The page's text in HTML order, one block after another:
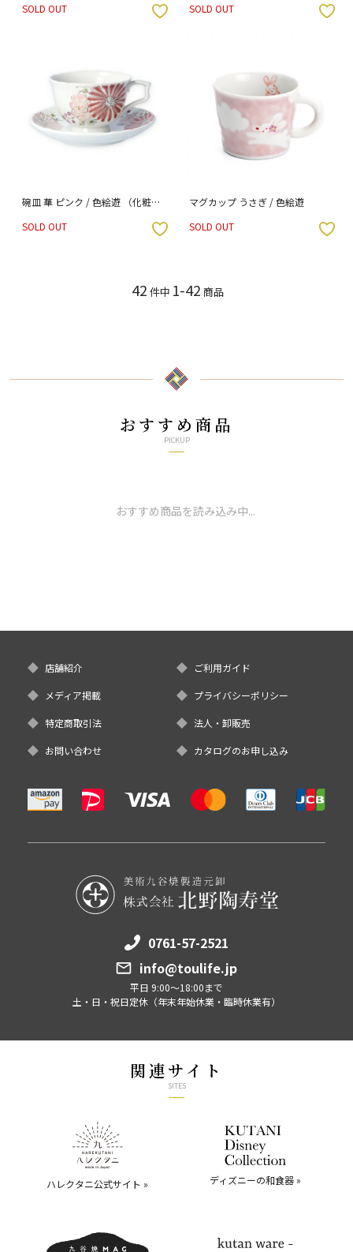
SOLD OUT
SOLD OUT
お気に入りボタン
碗皿 華 ピンク / 色絵遊 （化粧箱
SOLD OUT
マグカップ うさぎ / 色絵遊
SOLD OUT
お気に入りボタン
42 件中 1-42 商品
おすすめ商品
PICKUP
おすすめ商品を読み込み中...
店舗紹介 ご利用ガイド
メディア掲載 プライバシーポリシー
特定商取引法 法人・卸販売
お問い合わせ カタログのお申し込み
0761-57-2521
info@toulife.jp
平日 9:00～18:00まで
土・日・祝日定休（年末年始休業・臨時休業有）
関連サイト
SITES
ハレクタニ公式サイト » ディズニーの和食器 »